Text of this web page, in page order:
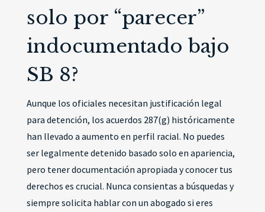
solo por “parecer”
indocumentado bajo
SB 8?
Aunque los oficiales necesitan justificación legal
para detención, los acuerdos 287(g) históricamente
han llevado a aumento en perfil racial. No puedes
ser legalmente detenido basado solo en apariencia,
pero tener documentación apropiada y conocer tus
derechos es crucial. Nunca consientas a búsquedas y
siempre solicita hablar con un abogado si eres